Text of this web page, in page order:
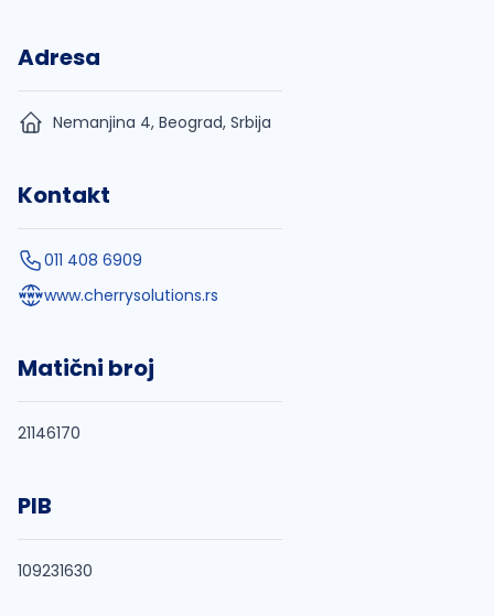
Adresa
Nemanjina 4, Beograd, Srbija
Kontakt
011 408 6909
www.cherrysolutions.rs
Matični broj
21146170
PIB
109231630